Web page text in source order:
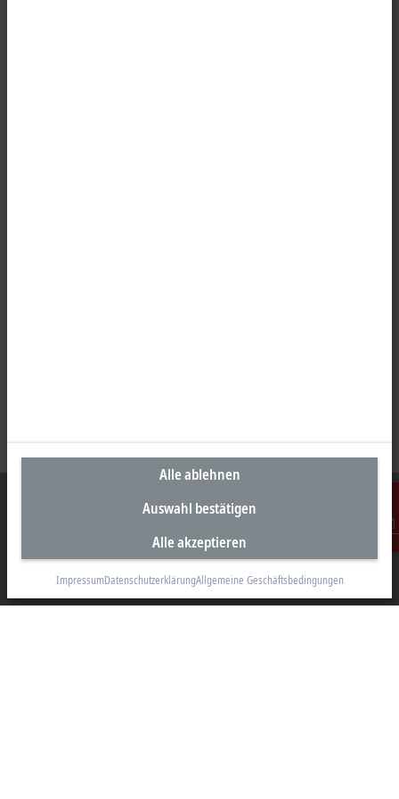
Kontakt
Unternehmenszentrale Deutschland
Beckhoff Automation GmbH & Co. KG
Hülshorstweg 20
Alle ablehnen
Auswahl bestätigen
Alle akzeptieren
ImpressumDatenschutzerklärungAllgemeine Geschäftsbedingungen